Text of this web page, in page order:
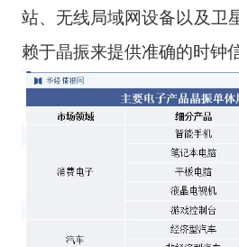
站、无线局域网设备以及卫
赖于晶振来提供准确的时钟